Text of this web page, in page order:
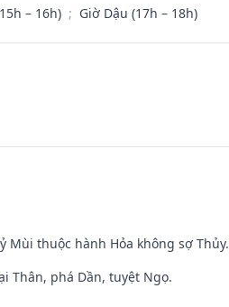
– 16h) ; Giờ Dậu (17h – 18h)
Mùi thuộc hành Hỏa không sợ Thủy.
Thân, phá Dần, tuyệt Ngọ.